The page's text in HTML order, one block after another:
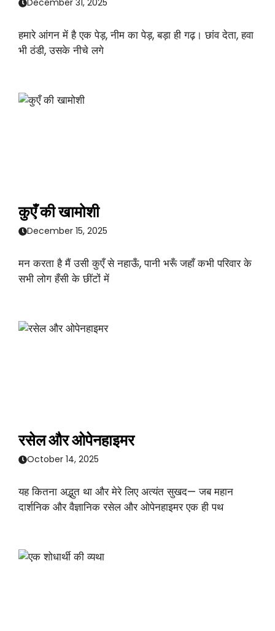
December 31, 2025
हमारे आंगन में है एक पेड़, नीम का पेड़, बड़ा ही गढ़। छांव देता, हवा
भी ठंडी, उसके नीचे लगे
कुएँ की खामोशी
December 15, 2025
मन करता है मैं उसी कुएँ से नहाऊँ, पानी भरूँ जहाँ कभी परिवार के
सभी लोग हँसी के छींटों में
रसेल और ओपेनहाइमर
October 14, 2025
यह कितना अद्भुत था और मेरे लिए अत्यंत सुखद— जब महान
दार्शनिक और वैज्ञानिक रसेल और ओपेनहाइमर एक ही पथ